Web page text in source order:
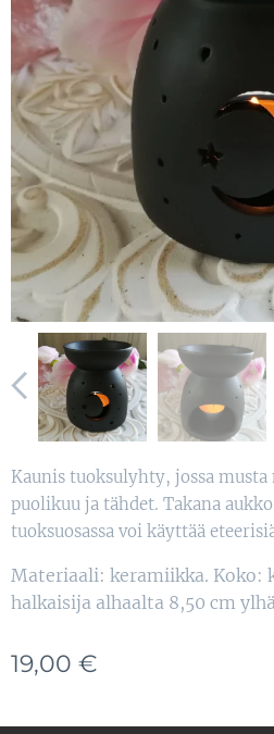
Kaunis tuoksulyhty, jossa
puolikuu ja tähdet. Takana
tuoksuosassa voi käyttää
Materiaali: keramiikka. Koko:
halkaisija alhaalta 8,50 cm
19,00 €